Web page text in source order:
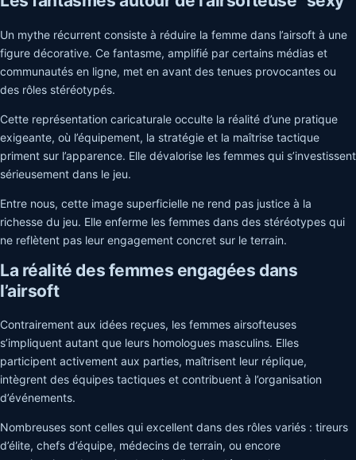
Un mythe récurrent consiste à réduire la femme dans l’airsoft à une
figure décorative. Ce fantasme, amplifié par certains médias et
communautés en ligne, met en avant des tenues provocantes ou
des rôles stéréotypés.
Cette représentation caricaturale occulte la réalité d’une pratique
exigeante, où l’équipement, la stratégie et la maîtrise tactique
priment sur l’apparence. Elle dévalorise les femmes qui s’investissent
sérieusement dans le jeu.
Entre nous, cette image superficielle ne rend pas justice à la
richesse du jeu. Elle enferme les femmes dans des stéréotypes qui
ne reflètent pas leur engagement concret sur le terrain.
La réalité des femmes engagées dans
l’airsoft
Contrairement aux idées reçues, les femmes airsofteuses
s’impliquent autant que leurs homologues masculins. Elles
participent activement aux parties, maîtrisent leur réplique,
intègrent des équipes tactiques et contribuent à l’organisation
d’événements.
Nombreuses sont celles qui excellent dans des rôles variés : tireurs
d’élite, chefs d’équipe, médecins de terrain, ou encore